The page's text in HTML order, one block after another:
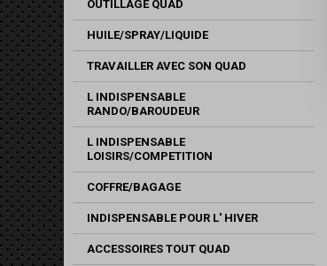
OUTILLAGE QUAD
HUILE/SPRAY/LIQUIDE
TRAVAILLER AVEC SON QUAD
L INDISPENSABLE
RANDO/BAROUDEUR
L INDISPENSABLE
LOISIRS/COMPETITION
COFFRE/BAGAGE
INDISPENSABLE POUR L' HIVER
ACCESSOIRES TOUT QUAD